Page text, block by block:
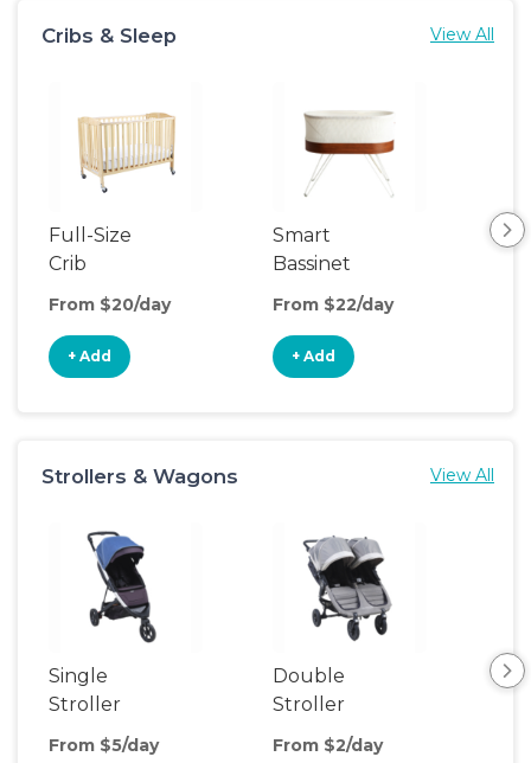
Cribs & Sleep View All
Full-Size
Crib
From $20/day
+ Add
Smart
Bassinet
From $22/day
+ Add
Strollers & Wagons View All
Single
Stroller
From $5/day
Double
Stroller
From $2/day